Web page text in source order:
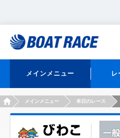
メインメニュー
HOMEメインメニュー 本日のレース